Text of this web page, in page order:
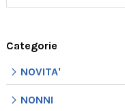
Categorie
NOVITA'
NONNI